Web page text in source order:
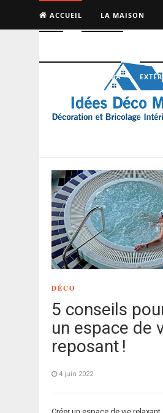
ACCUEIL LA MAISON
PISCINE, SAUNA, SPA
DÉCO
5 conseils
un espace de
reposant !
4 juin 2022